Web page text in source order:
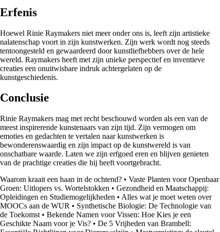
Erfenis
Hoewel Rinie Raymakers niet meer onder ons is, leeft zijn artistieke
nalatenschap voort in zijn kunstwerken. Zijn werk wordt nog steeds
tentoongesteld en gewaardeerd door kunstliefhebbers over de hele
wereld. Raymakers heeft met zijn unieke perspectief en inventieve
creaties een onuitwisbare indruk achtergelaten op de
kunstgeschiedenis.
Conclusie
Rinie Raymakers mag met recht beschouwd worden als een van de
meest inspirerende kunstenaars van zijn tijd. Zijn vermogen om
emoties en gedachten te vertalen naar kunstwerken is
bewonderenswaardig en zijn impact op de kunstwereld is van
onschatbare waarde. Laten we zijn erfgoed eren en blijven genieten
van de prachtige creaties die hij heeft voortgebracht.
Waarom kraait een haan in de ochtend? • Vaste Planten voor Openbaar
Groen: Uitlopers vs. Wortelstokken • Gezondheid en Maatschappij:
Opleidingen en Studiemogelijkheden • Alles wat je moet weten over
MOOCs aan de WUR • Synthetische Biologie: De Technologie van
de Toekomst • Bekende Namen voor Vissen: Hoe Kies je een
Geschikte Naam voor je Vis? • De 5 Vrijheden van Brambell: